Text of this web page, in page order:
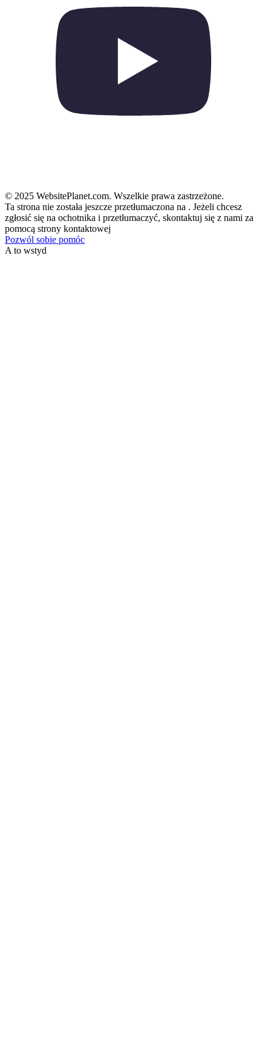
© 2025 WebsitePlanet.com. Wszelkie prawa zastrzeżone.
Ta strona nie została jeszcze przetłumaczona na . Jeżeli chcesz
zgłosić się na ochotnika i przetłumaczyć, skontaktuj się z nami za
pomocą strony kontaktowej
Pozwól sobie pomóc
A to wstyd